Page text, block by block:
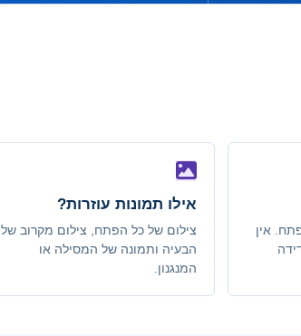
אין
אילו תמונות עוזרות?
צילום של כל הפתח, צילום מקרוב של
הבעיה ותמונה של המסילה או
המנגנון.